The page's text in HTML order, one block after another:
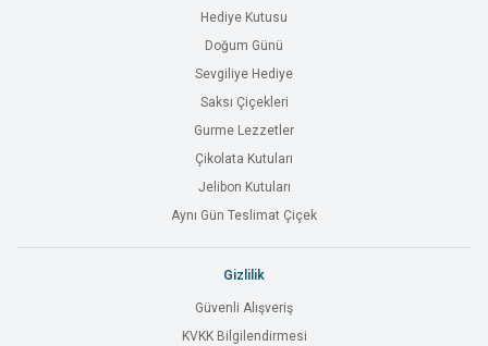
Hediye Kutusu
Doğum Günü
Sevgiliye Hediye
Saksı Çiçekleri
Gurme Lezzetler
Çikolata Kutuları
Jelibon Kutuları
Aynı Gün Teslimat Çiçek
Gizlilik
Güvenli Alışveriş
KVKK Bilgilendirmesi